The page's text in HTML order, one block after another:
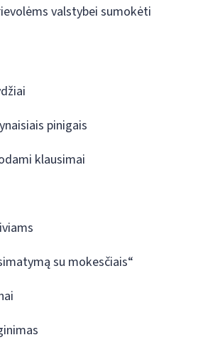
valstybei sumokėti
pinigais
klausimai
su mokesčiais“